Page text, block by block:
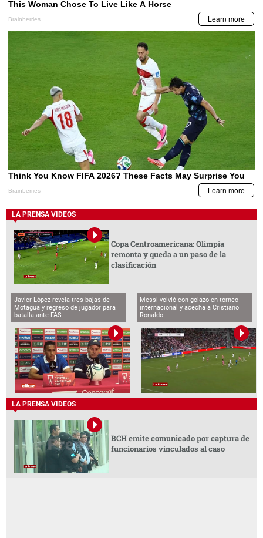
LA PRENSA VIDEOS
Copa Centroamericana: Olimpia
remonta y queda a un paso de la
clasificación
Javier López revela tres bajas de
Motagua y regreso de jugador para
batalla ante FAS
Messi volvió con golazo en torneo
internacional y acecha a Cristiano
Ronaldo
LA PRENSA VIDEOS
BCH emite comunicado por captura de
funcionarios vinculados al caso